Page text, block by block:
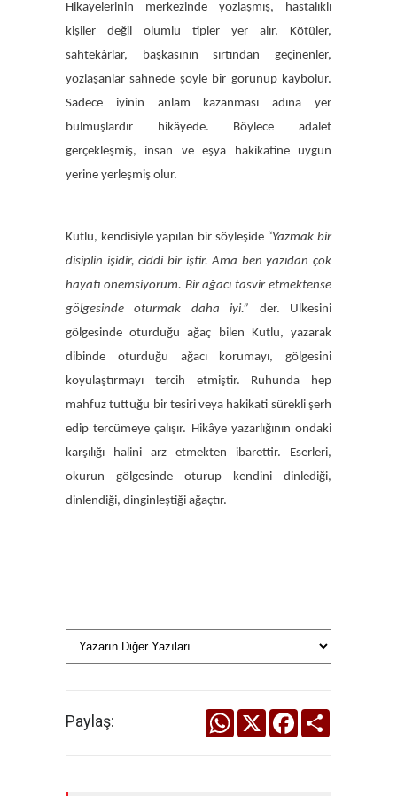
Hikayelerinin merkezinde yozlaşmış, hastalıklı
kişiler değil olumlu tipler yer alır. Kötüler,
sahtekârlar, başkasının sırtından geçinenler,
yozlaşanlar sahnede şöyle bir görünüp kaybolur.
Sadece iyinin anlam kazanması adına yer
bulmuşlardır hikâyede. Böylece adalet
gerçekleşmiş, insan ve eşya hakikatine uygun
yerine yerleşmiş olur.
Kutlu, kendisiyle yapılan bir söyleşide “Yazmak bir
disiplin işidir, ciddi bir iştir. Ama ben yazıdan çok
hayatı önemsiyorum. Bir ağacı tasvir etmektense
gölgesinde oturmak daha iyi.” der. Ülkesini
gölgesinde oturduğu ağaç bilen Kutlu, yazarak
dibinde oturduğu ağacı korumayı, gölgesini
koyulaştırmayı tercih etmiştir. Ruhunda hep
mahfuz tuttuğu bir tesiri veya hakikati sürekli şerh
edip tercümeye çalışır. Hikâye yazarlığının ondaki
karşılığı halini arz etmekten ibarettir. Eserleri,
okurun gölgesinde oturup kendini dinlediği,
dinlendiği, dinginleştiği ağaçtır.
Paylaş: WhatsApp
X Facebook